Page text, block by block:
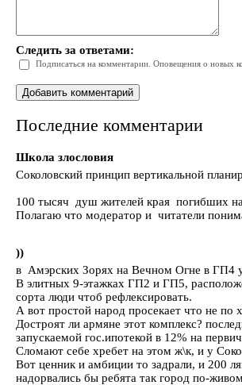
Следить за ответами:
Подписаться на комментарии. Оповещения о новых
Последние комментарии
Школа злословия
Соколовский принцип вертикальной
100 тысяч душ жителей края
Полагаю что модератор и читатели
))
в Амэрских Зорях на Вечном Огне в ГП4
В элитных 9-этажках ГП2 и ГП5,
сорта люди чтоб рефлексировать.
А вот простой народ просекает что не по
Достроят ли армяне этот комплекс?
запускаемой гос.ипотекой в 12% на
Сломают себе хребет на этом ж\к, и у
Вот ценник и амбиции то задрали, и 200
надорвались бы ребята так город по-